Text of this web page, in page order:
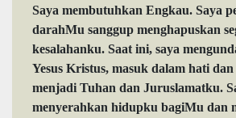
Saya membutuhkan Engkau. Saya
darahMu sanggup menghapuskan
kesalahanku. Saat ini, saya
Yesus Kristus, masuk dalam hati
menjadi Tuhan dan Juruslamatku.
menyerahkan hidupku bagiMu dan